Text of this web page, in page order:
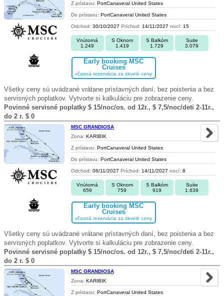
Z prístavu: PortCanaveral United States
Do prístavu: PortCanaveral United States
Odchod: 30/10/2027 Príchod: 14/11/2027 nocí: 15
Vnútorná
1.249
S Oknom
1.419
S Balkóm
1.729
Suite
3.079
Early booking MSC
Cruises
včasná rezervácia za skvelé ceny
Všetky ceny sú uvádzané vrátane prístavných daní, bez poistenia a bez
servisných poplatkov. Vytvorte si kalkuláciu pre zobrazenie ceny.
Povinné servisné poplatky $ 15/noc/os. od 12r., $ 7,5/noc/deti 2-11r.,
do 2 r. $ 0
MSC GRANDIOSA
Zona: KARIBIK
Z prístavu: PortCanaveral United States
Do prístavu: PortCanaveral United States
Odchod: 06/11/2027 Príchod: 14/11/2027 nocí: 8
Vnútorná
659
S Oknom
759
S Balkóm
919
Suite
1.639
Early booking MSC
Cruises
včasná rezervácia za skvelé ceny
Všetky ceny sú uvádzané vrátane prístavných daní, bez poistenia a bez
servisných poplatkov. Vytvorte si kalkuláciu pre zobrazenie ceny.
Povinné servisné poplatky $ 15/noc/os. od 12r., $ 7,5/noc/deti 2-11r.,
do 2 r. $ 0
MSC GRANDIOSA
Zona: KARIBIK
Z prístavu: PortCanaveral United States